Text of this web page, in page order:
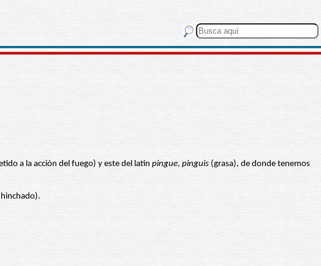
a la acción del fuego) y este del latín pingue, pinguis (grasa), de donde tenemos